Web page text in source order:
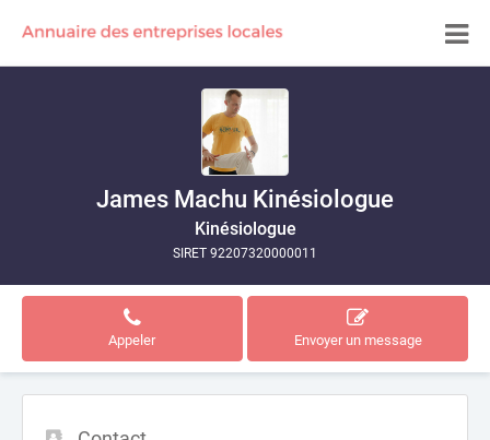
James Machu Kinésiologue
Kinésiologue
SIRET 92207320000011
Appeler Envoyer un message